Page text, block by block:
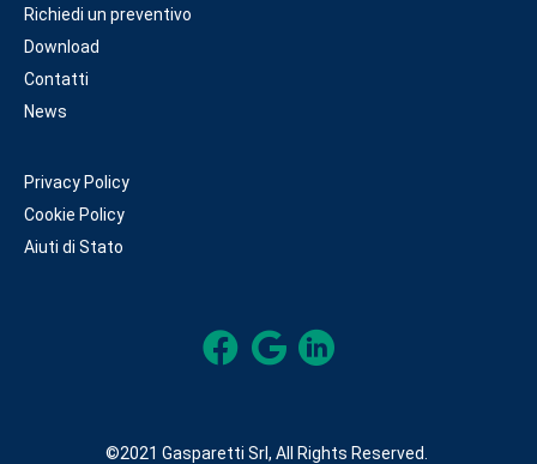
Richiedi un preventivo
Download
Contatti
News
Privacy Policy
Cookie Policy
Aiuti di Stato
©2021 Gasparetti Srl, All Rights Reserved.